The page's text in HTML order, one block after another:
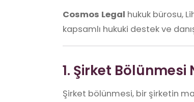
Cosmos Legal hukuk bürosu,
kapsamlı hukuki destek ve
1. Şirket Bölünmesi
Şirket bölünmesi, bir şirketin